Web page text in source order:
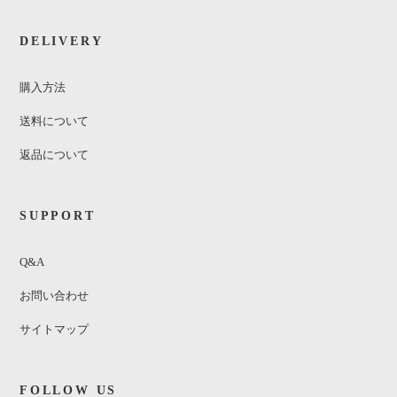
DELIVERY
購入方法
送料について
返品について
SUPPORT
Q&A
お問い合わせ
サイトマップ
FOLLOW US